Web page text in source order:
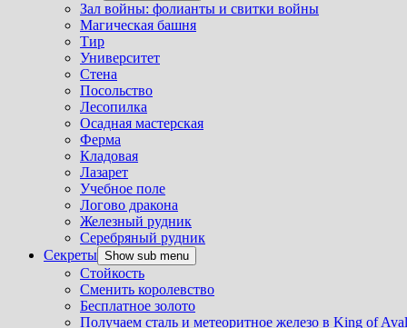
Зал войны: фолианты и свитки войны
Магическая башня
Тир
Университет
Стена
Посольство
Лесопилка
Осадная мастерская
Ферма
Кладовая
Лазарет
Учебное поле
Логово дракона
Железный рудник
Серебряный рудник
Секреты Show sub menu
Стойкость
Сменить королевство
Бесплатное золото
Получаем сталь и метеоритное железо в King of